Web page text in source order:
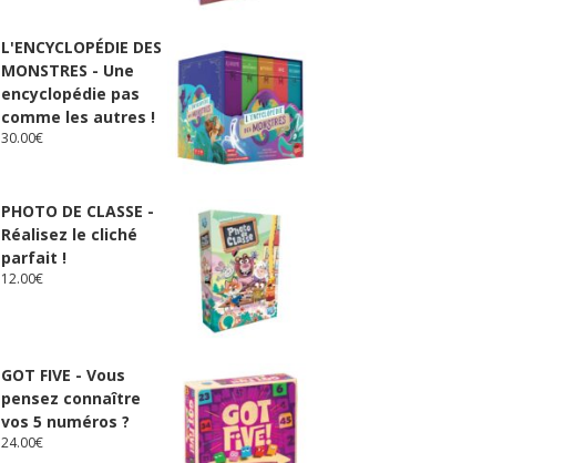
L'ENCYCLOPÉDIE DES
MONSTRES - Une
encyclopédie pas
comme les autres !
30.00€
PHOTO DE CLASSE -
Réalisez le cliché
parfait !
12.00€
GOT FIVE - Vous
pensez connaître
vos 5 numéros ?
24.00€